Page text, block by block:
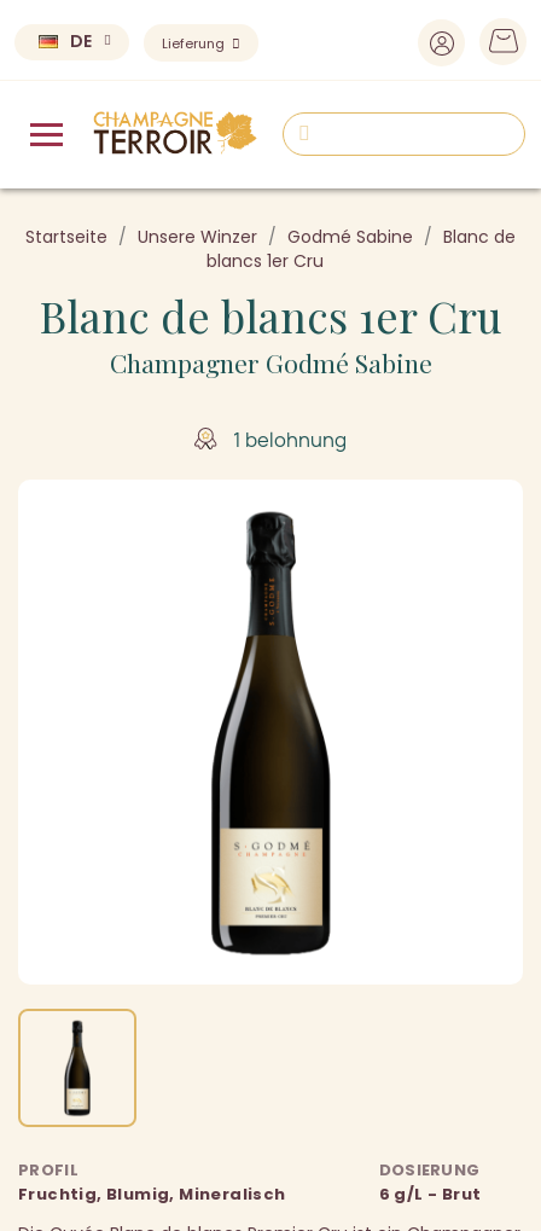
DE Lieferung
Startseite Unsere Winzer Godmé Sabine
Blanc de
blancs 1er Cru
Blanc de blancs 1er Cru
Champagner Godmé Sabine
1 belohnung
PROFIL
Fruchtig, Blumig, Mineralisch
DOSIERUNG
6 g/L - Brut